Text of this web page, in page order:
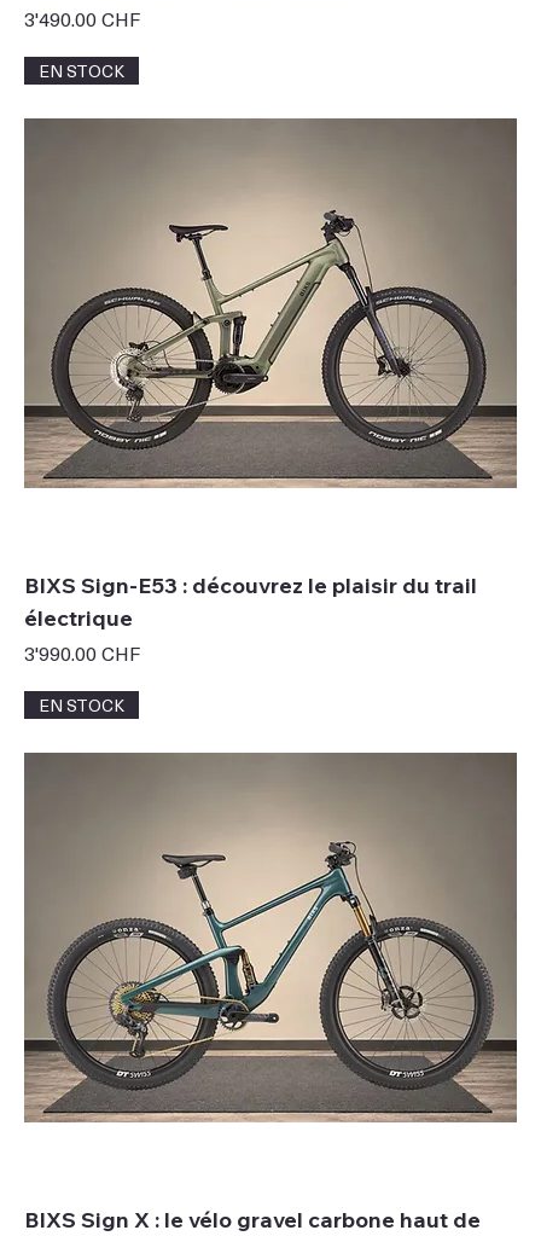
Prix
3'490.00 CHF
EN STOCK
BIXS Sign-E53 : découvrez le plaisir du trail
électrique
Prix
3'990.00 CHF
EN STOCK
BIXS Sign X : le vélo gravel carbone haut de